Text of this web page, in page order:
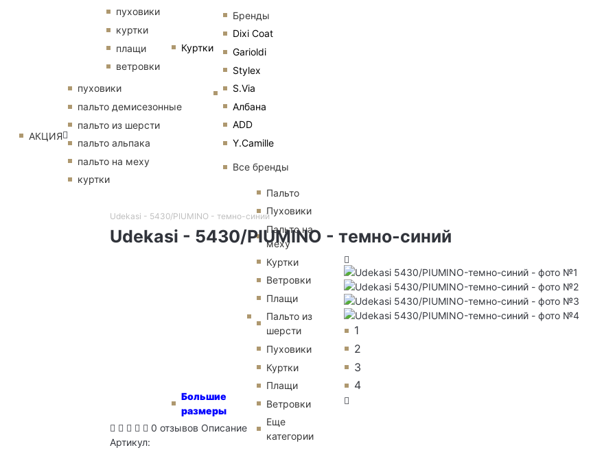
Куртки
Бренды
Dixi Coat
Garioldi
Stylex
S.Via
Албана
ADD
Y.Camille
Все бренды
Большие
размеры
Пальто
Пуховики
Пальто на
меху
Куртки
Ветровки
Плащи
Пальто из
шерсти
Пуховики
Куртки
Плащи
Ветровки
Еще
категории
пуховики
куртки
плащи
ветровки
АКЦИЯ
пуховики
пальто демисезонные
пальто из шерсти
пальто альпака
пальто на меху
куртки
Udekasi - 5430/PIUMINO - темно-синий
Udekasi - 5430/PIUMINO - темно-синий
1
2
3
4
0 отзывов Описание
Артикул: